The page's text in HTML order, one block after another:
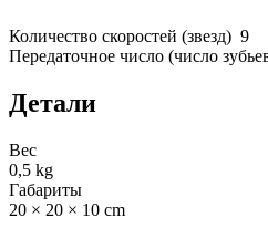
Количество скоростей (звезд) 9
Передаточное число (число
Детали
Вес
0,5 kg
Габариты
20 × 20 × 10 cm